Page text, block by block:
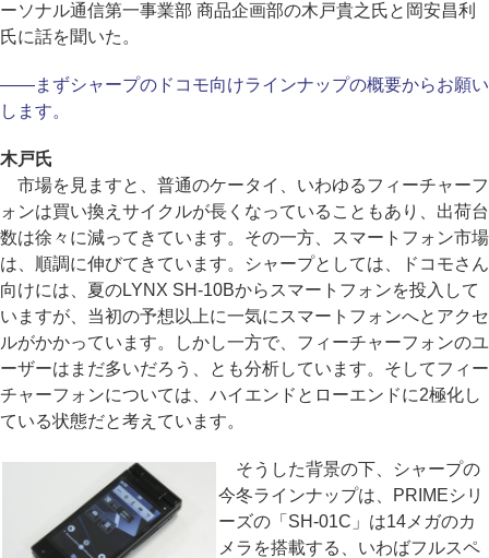
ーソナル通信第一事業部 商品企画部の木戸貴之氏と岡安昌利
氏に話を聞いた。
――まずシャープのドコモ向けラインナップの概要からお願い
します。
木戸氏
市場を見ますと、普通のケータイ、いわゆるフィーチャーフ
ォンは買い換えサイクルが長くなっていることもあり、出荷台
数は徐々に減ってきています。その一方、スマートフォン市場
は、順調に伸びてきています。シャープとしては、ドコモさん
向けには、夏のLYNX SH-10Bからスマートフォンを投入して
いますが、当初の予想以上に一気にスマートフォンへとアクセ
ルがかかっています。しかし一方で、フィーチャーフォンのユ
ーザーはまだ多いだろう、とも分析しています。そしてフィー
チャーフォンについては、ハイエンドとローエンドに2極化し
ている状態だと考えています。
そうした背景の下、シャープの
今冬ラインナップは、PRIMEシリ
ーズの「SH-01C」は14メガのカ
メラを搭載する、いわばフルスペ